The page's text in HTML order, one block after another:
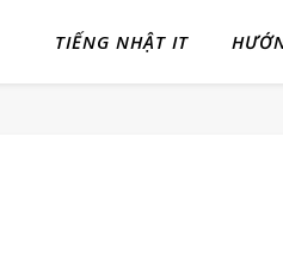
TIẾNG NHẬT IT